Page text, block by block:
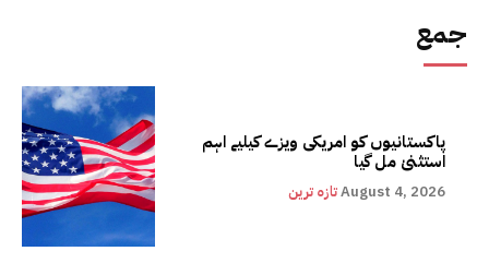
جمع
پاکستانیوں کو امریکی ویزے کیلیے اہم
استثنیٰ مل گیا
تازہ ترینAugust 4, 2026